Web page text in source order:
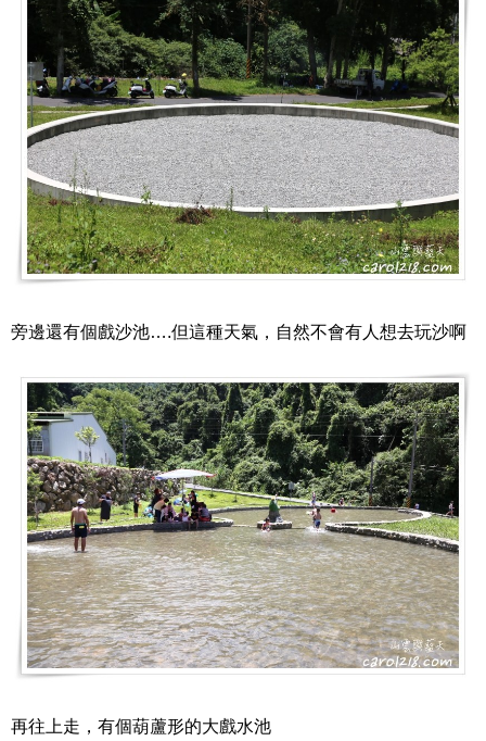
旁邊還有個戲沙池….但這種天氣，自然不會有人想去玩沙啊
再往上走，有個葫蘆形的大戲水池